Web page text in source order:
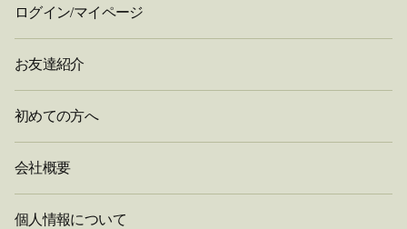
ログイン/マイページ
お友達紹介
初めての方へ
会社概要
個人情報について